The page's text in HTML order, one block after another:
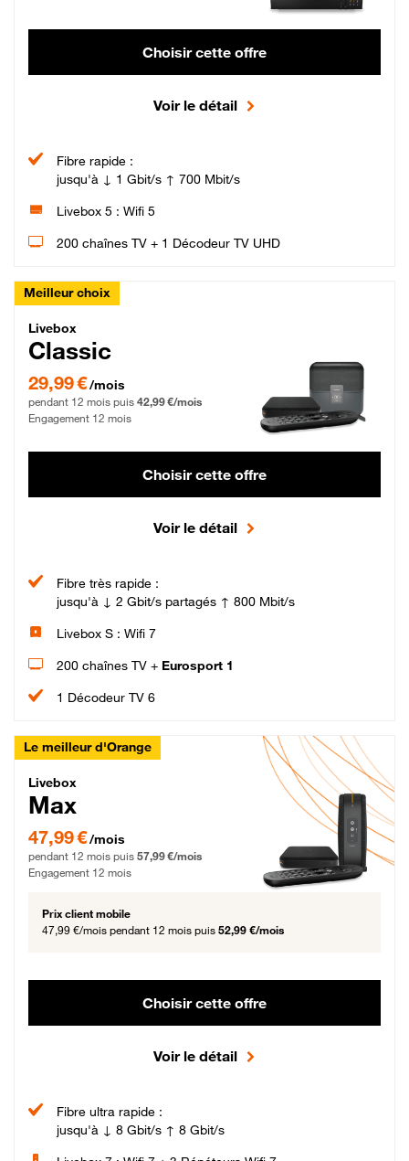
Choisir cette offre
Voir le détail
Fibre rapide :
jusqu'à ↓ 1 Gbit/s ↑ 700 Mbit/s
Livebox 5 : Wifi 5
200 chaînes TV + 1 Décodeur TV UHD
Meilleur choix
Livebox Classic Fibre
Livebox
Classic
29,99 € par mois pendant 12 mois puis 42,99 € par mois, Engagement 12 mois
29,99 €/mois
pendant 12 mois puis 42,99 €/mois
Engagement 12 mois
Choisir cette offre
Voir le détail
Fibre très rapide :
jusqu'à ↓ 2 Gbit/s partagés ↑ 800 Mbit/s
Livebox S : Wifi 7
200 chaînes TV + Eurosport 1
1 Décodeur TV 6
Le meilleur d'Orange
Livebox Max Fibre
Livebox
Max
47,99 € par mois pendant 12 mois puis 57,99 € par mois, Engagement 12 mois
47,99 €/mois
pendant 12 mois puis 57,99 €/mois
Engagement 12 mois
Prix client mobile
47,99 €/mois pendant 12 mois puis 52,99 €/mois
Choisir cette offre
Voir le détail
Fibre ultra rapide :
jusqu'à ↓ 8 Gbit/s ↑ 8 Gbit/s